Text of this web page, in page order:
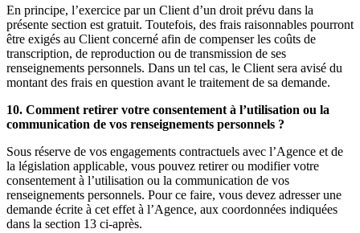
En principe, l’exercice par un Client d’un droit prévu dans la
présente section est gratuit. Toutefois, des frais raisonnables pourront
être exigés au Client concerné afin de compenser les coûts de
transcription, de reproduction ou de transmission de ses
renseignements personnels. Dans un tel cas, le Client sera avisé du
montant des frais en question avant le traitement de sa demande.
10. Comment retirer votre consentement à l’utilisation ou la
communication de vos renseignements personnels ?
Sous réserve de vos engagements contractuels avec l’Agence et de
la législation applicable, vous pouvez retirer ou modifier votre
consentement à l’utilisation ou la communication de vos
renseignements personnels. Pour ce faire, vous devez adresser une
demande écrite à cet effet à l’Agence, aux coordonnées indiquées
dans la section 13 ci-après.